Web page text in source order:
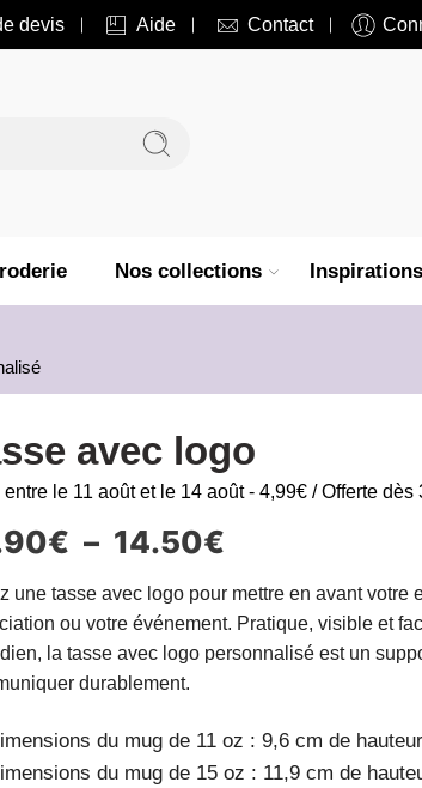
devis Aide Contact
Nos collections Inspirations
avec logo
entre le 11 août et le 14 août - 4,99€ / Offerte dès
€ – 14.50€
une tasse avec logo pour mettre en avant votre
ou votre événement. Pratique, visible et
la tasse avec logo personnalisé est un
durablement.
du mug de 11 oz : 9,6 cm de hauteur
du mug de 15 oz : 11,9 cm de